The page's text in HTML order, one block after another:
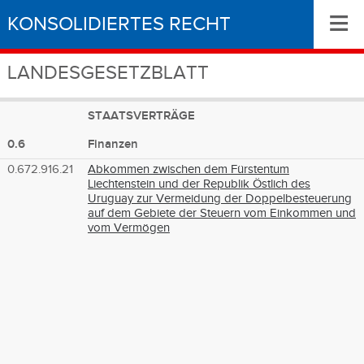
KONSOLIDIERTES RECHT
LANDESGESETZBLATT
≡
STAATSVERTRÄGE
0.6
Finanzen
0.672.916.21
Abkommen zwischen dem Fürstentum
Liechtenstein und der Republik Östlich des
Uruguay zur Vermeidung der Doppelbesteuerung
auf dem Gebiete der Steuern vom Einkommen und
vom Vermögen